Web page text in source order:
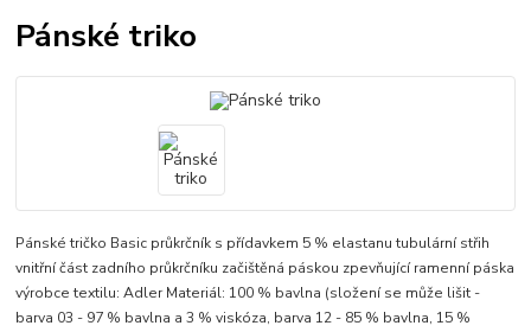
Pánské triko
Pánské tričko Basic průkrčník s přídavkem 5 % elastanu tubulární střih
vnitřní část zadního průkrčníku začištěná páskou zpevňující ramenní páska
výrobce textilu: Adler Materiál: 100 % bavlna (složení se může lišit -
barva 03 - 97 % bavlna a 3 % viskóza, barva 12 - 85 % bavlna, 15 %